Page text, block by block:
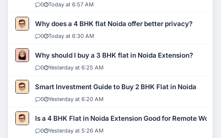
0 Today at 6:57 AM
Why does a 4 BHK flat Noida offer better privacy?
0 Today at 6:30 AM
Why should I buy a 3 BHK flat in Noida Extension?
0 Yesterday at 6:25 AM
Smart Investment Guide to Buy 2 BHK Flat in Noida
0 Yesterday at 6:20 AM
Is a 4 BHK Flat in Noida Extension Good for Remote Work?
0 Yesterday at 5:26 AM